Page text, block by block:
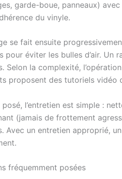
garde-boue, panneaux)
du vinyle.
se fait ensuite
pour éviter les bulles d’air. Un
Selon la complexité,
proposent des tutoriels vidéo
l’entretien est simple :
(jamais de frottement
Avec un entretien approprié,
fréquemment posées